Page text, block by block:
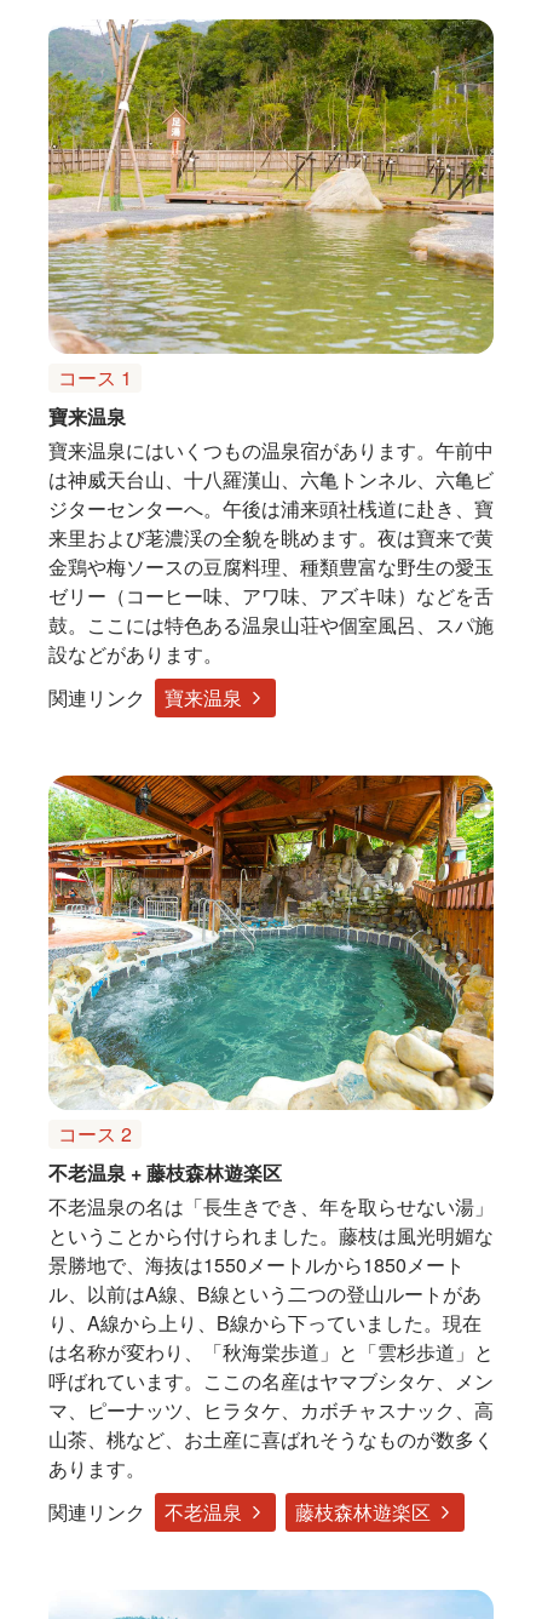
コース 1
寶来温泉
寶来温泉にはいくつもの温泉宿があります。午前中
は神威天台山、十八羅漢山、六亀トンネル、六亀ビ
ジターセンターへ。午後は浦来頭社桟道に赴き、寶
来里および荖濃渓の全貌を眺めます。夜は寶来で黄
金鶏や梅ソースの豆腐料理、種類豊富な野生の愛玉
ゼリー（コーヒー味、アワ味、アズキ味）などを舌
鼓。ここには特色ある温泉山荘や個室風呂、スパ施
設などがあります。
関連リンク
寶来温泉
コース 2
不老温泉 + 藤枝森林遊楽区
不老温泉の名は「長生きでき、年を取らせない湯」
ということから付けられました。藤枝は風光明媚な
景勝地で、海抜は1550メートルから1850メート
ル、以前はA線、B線という二つの登山ルートがあ
り、A線から上り、B線から下っていました。現在
は名称が変わり、「秋海棠歩道」と「雲杉歩道」と
呼ばれています。ここの名産はヤマブシタケ、メン
マ、ピーナッツ、ヒラタケ、カボチャスナック、高
山茶、桃など、お土産に喜ばれそうなものが数多く
あります。
関連リンク
不老温泉 藤枝森林遊楽区